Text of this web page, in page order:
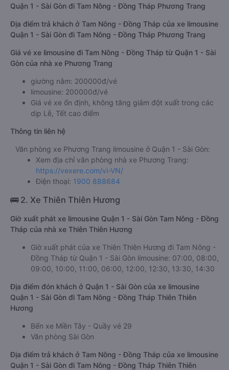
Quận 1 - Sài Gòn đi Tam Nông - Đồng Tháp Phương Trang
Địa điểm trả khách ở Tam Nông - Đồng Tháp của xe limousine
Quận 1 - Sài Gòn đi Tam Nông - Đồng Tháp Phương Trang
Giá vé xe limousine đi Tam Nông - Đồng Tháp từ Quận 1 - Sài
Gòn của nhà xe Phương Trang
giường nằm: 200000đ/vé
limousine: 200000đ/vé
Giá vé xe ổn định, không tăng giảm đột xuất trong các
dịp Lễ, Tết cao điểm
Thông tin liên hệ
Văn phòng xe Phương Trang limousine ở Quận 1 - Sài Gòn:
Xem địa chỉ văn phòng nhà xe Phương Trang:
https://vexere.com/vi-VN/
Điện thoại: 1900 888684
🚌 2. Xe Thiên Thiên Hương
Giờ xuất phát xe limousine Quận 1 - Sài Gòn Tam Nông - Đồng
Tháp của nhà xe Thiên Thiên Hương
Giờ xuất phát của xe Thiên Thiên Hương đi Tam Nông -
Đồng Tháp từ Quận 1 - Sài Gòn limousine: 07:00, 08:00,
09:00, 10:00, 11:00, 06:00, 12:00, 12:30, 13:30, 14:30
Địa điểm đón khách ở Quận 1 - Sài Gòn của xe limousine
Quận 1 - Sài Gòn đi Tam Nông - Đồng Tháp Thiên Thiên
Hương
Bến xe Miền Tây - Quầy vé 29
Văn phòng Sài Gòn
Địa điểm trả khách ở Tam Nông - Đồng Tháp của xe limousine
Quận 1 - Sài Gòn đi Tam Nông - Đồng Tháp Thiên Thiên